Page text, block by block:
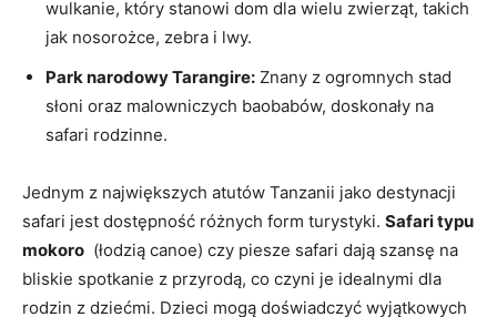
wulkanie, który stanowi dom dla wielu zwierząt,‍ takich
jak⁤ nosorożce,​ zebra i​ lwy.
Park narodowy Tarangire: Znany z ogromnych stad
słoni oraz malowniczych baobabów, doskonały na
safari rodzinne.
Jednym z największych atutów Tanzanii jako ‍destynacji​
safari jest dostępność‌ różnych form turystyki. Safari typu
mokoro ​ (łodzią canoe) czy ​piesze safari dają szansę na
bliskie spotkanie z przyrodą, co ⁢czyni je idealnymi‌ dla
rodzin z dziećmi. Dzieci mogą doświadczyć wyjątkowych